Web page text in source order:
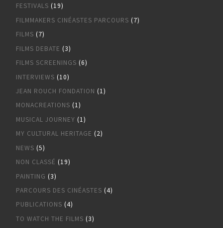
FESTIVALS (19)
FILMMAKERS CINÉASTES PARCOURS (7)
FILMS (7)
FILMS DEBATE (3)
FILMS SCREENINGS (6)
INTERVIEWS (10)
JEAN ROUCH FONDATION (1)
MONACREATIONS (1)
MUSICAL JOURNEY (1)
MY CULTURAL HERITAGE (2)
NEWS (5)
NON CLASSÉ (19)
PAINTING (3)
PARCOURS DES CINÉASTES (4)
PUBLICATIONS (4)
TO WATCH THE FILMS (3)